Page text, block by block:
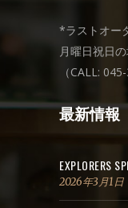
*ラストオー
月曜日祝日
（CALL:
最新情報
EXPLORERS
2026年3月1日